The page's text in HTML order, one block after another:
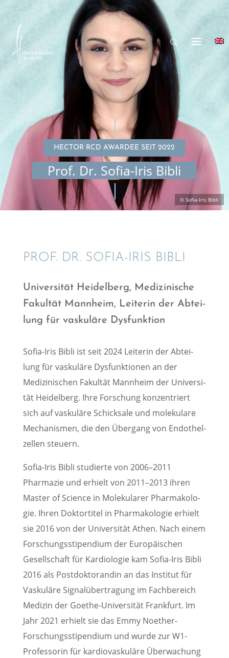
HECTOR RCD AWARDEE SEIT 2022
Prof. Dr. Sofia-Iris Bibli
PROF. DR. SOFIA-IRIS BIBLI
Univer­si­tät Heidel­berg, Medizi­ni­sche
Fakul­tät Mannheim, Leite­rin der Abtei­
lung für vasku­läre Dysfunktion
Sofia-Iris Bibli ist seit 2024 Leite­rin der Abtei­
lung für vasku­läre Dysfunk­tio­nen an der
Medizi­ni­schen Fakul­tät Mannheim der Univer­si­
tät Heidel­berg. Ihre Forschung konzen­triert
sich auf vasku­läre Schick­sale und moleku­lare
Mecha­nis­men, die den Übergang von Endothel­
zel­len steuern.
Sofia-Iris Bibli studierte von 2006–2011
Pharma­zie und erhielt von 2011–2013 ihren
Master of Science in Moleku­la­rer Pharma­ko­lo­
gie. Ihren Doktor­ti­tel in Pharma­ko­lo­gie erhielt
sie 2016 von der Univer­si­tät Athen. Nach einem
Forschungs­sti­pen­dium der Europäi­schen
Gesell­schaft für Kardio­lo­gie kam Sofia-Iris Bibli
2016 als Postdok­to­ran­din an das Insti­tut für
Vasku­läre Signal­über­tra­gung im Fachbe­reich
Medizin der Goethe-Univer­si­tät Frank­furt. Im
Jahr 2021 erhielt sie das Emmy Noether-
Forschungs­sti­pen­dium und wurde zur W1-
Profes­so­rin für kardio­vas­ku­läre Überwa­chung